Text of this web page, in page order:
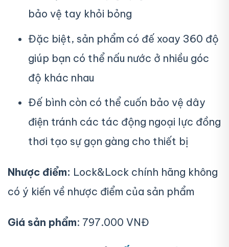
bảo vệ tay khỏi bỏng
Đặc biệt, sản phẩm có đế xoay 360 độ
giúp bạn có thể nấu nước ở nhiều góc
độ khác nhau
Đế bình còn có thể cuốn bảo vệ dây
điện tránh các tác động ngoại lực đồng
thơi tạo sự gọn gàng cho thiết bị
Nhược điểm: Lock&Lock chính hãng không
có ý kiến về nhược điểm của sản phẩm
Giá sản phẩm: 797.000 VNĐ